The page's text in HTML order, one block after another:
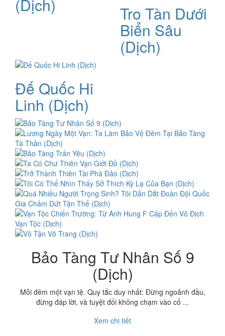
(Dịch) Tro Tàn Dưới
Biển Sâu
(Dịch)
Đế Quốc Hi
Linh (Dịch)
Bảo Tàng Tư Nhân Số 9
(Dịch)
Mỗi đêm một vạn tệ. Quy tắc duy nhất: Đừng ngoảnh đầu,
đừng đáp lời, và tuyệt đối không chạm vào cổ ...
Xem chi tiết